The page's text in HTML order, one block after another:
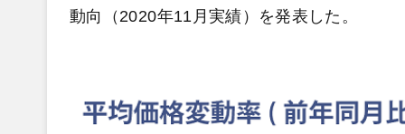
動向（2020年11月実績）を発表した。